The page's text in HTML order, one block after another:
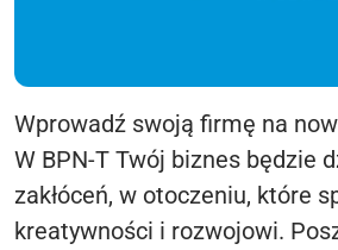
Wprowadź swoją firmę na
W BPN-T Twój biznes będzie
zakłóceń, w otoczeniu, które
kreatywności i rozwojowi.